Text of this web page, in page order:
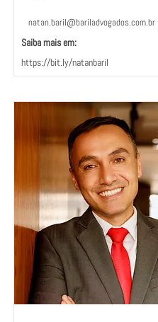
natan.baril@bariladvogados.com.br
Saiba mais em:
https://bit.ly/natanbaril